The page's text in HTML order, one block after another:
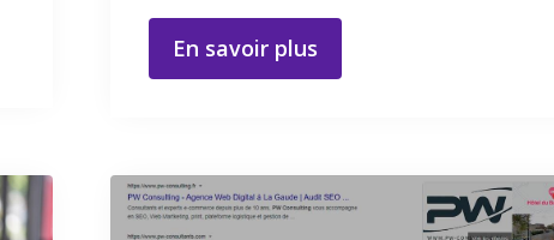
En savoir plus